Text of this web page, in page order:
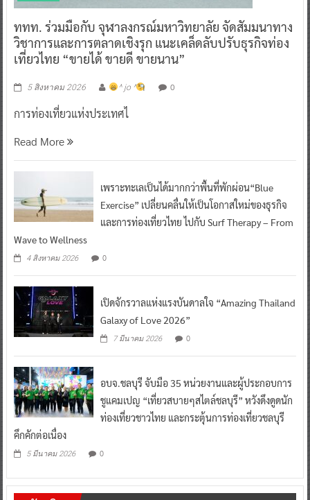
ททท. ร่วมมือกับ จุฬาลงกรณ์มหาวิทยาลัย จัดสัมมนาทาง
วิชาการและการตลาดเชิงรุก แนะเคล็ดลับปรับธุรกิจท่อง
เที่ยวไทย “ขายได้ ขายดี ขายนาน”
5 สิงหาคม 2026 ^ jo ^ 0
การท่องเที่ยวแห่งประเทศไ
Read More
เพราะทะเลเป็นได้มากกว่าพื้นที่พักผ่อน“Blue
Exercise” เปลี่ยนคลื่นให้เป็นโอกาสใหม่ของธุรกิจ
และการท่องเที่ยวไทย ไปกับ Surf Therapy – From
Wave to Wellness
4 สิงหาคม 2026 0
เปิดจักรวาลแห่งแรงบันดาลใจ “Amazing Thailand
Galaxy of Love 2026”
7 มีนาคม 2026 0
อบจ.ชลบุรี จับมือ 35 หน่วยงานและผู้ประกอบการ
ชูแคมเปญ “เที่ยวสบายๆสไตล์ชลบุรี” หวังดึงดูดนัก
ท่องเที่ยวชาวไทย และกระตุ้นการท่องเที่ยวชลบุรี
คึกคักต่อเนื่อง
5 มีนาคม 2026 0